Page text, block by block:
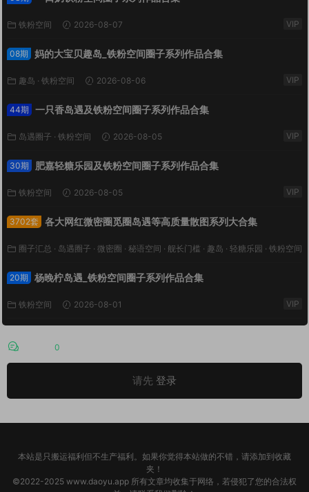
铁粉空间 2026-08-07 VIP
08期 妈的大宝贝趣岛_铁粉空间圈子系列作品合集
趣岛 · 铁粉空间 2026-08-06 VIP
44期 一只香岛遇及铁粉空间圈子系列作品合集
岛遇圈子 · 铁粉空间 2026-08-05 VIP
30期 肥嘉轻糖乐园及铁粉空间圈子系列作品合集
铁粉空间 2026-08-05 VIP
3702套 各大网红微密圈觅圈岛遇等高质量散图系列大合集
圈子汇总 · 岛遇圈子 · 微密圈 · 秘语空间 · 舰长门槛 · 趣岛 · 轻糖乐园 · 铁粉空间
20期
杨晚柠岛遇_铁粉空间圈子系列作品合集
铁粉空间 2026-08-01 VIP
0
请先 登录
本站是只搬运福利但不生产福利。如果你觉得本站做的不错，请添加到收藏
夹！
©2022-2025 www.daoyu.app 所有文章均收集于网络，若侵犯了您的合法权